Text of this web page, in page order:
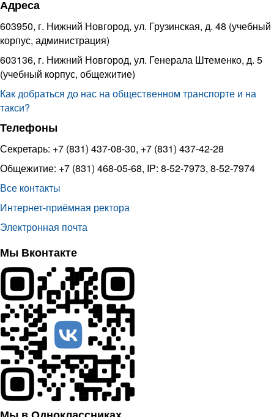
Адреса
603950, г. Нижний Новгород, ул. Грузинская, д. 48 (учебный
корпус, администрация)
603136, г. Нижний Новгород, ул. Генерала Штеменко, д. 5
(учебный корпус, общежитие)
Как добраться до нас на общественном транспорте и на
такси?
Телефоны
Секретарь: +7 (831) 437-08-30, +7 (831) 437-42-28
Общежитие: +7 (831) 468-05-68, IP: 8-52-7973, 8-52-7974
Все контакты
Интернет-приёмная ректора
Электронная почта
Мы Вконтакте